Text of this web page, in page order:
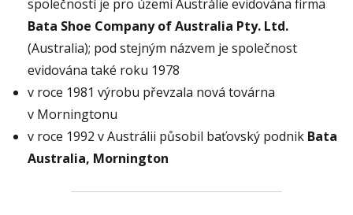
společností je pro území Austrálie evidována firma
Bata Shoe Company of Australia Pty. Ltd.
(Australia); pod stejným názvem je společnost
evidována také roku 1978
v roce 1981 výrobu převzala nová továrna
v Morningtonu
v roce 1992 v Austrálii působil baťovský podnik Bata
Australia, Mornington